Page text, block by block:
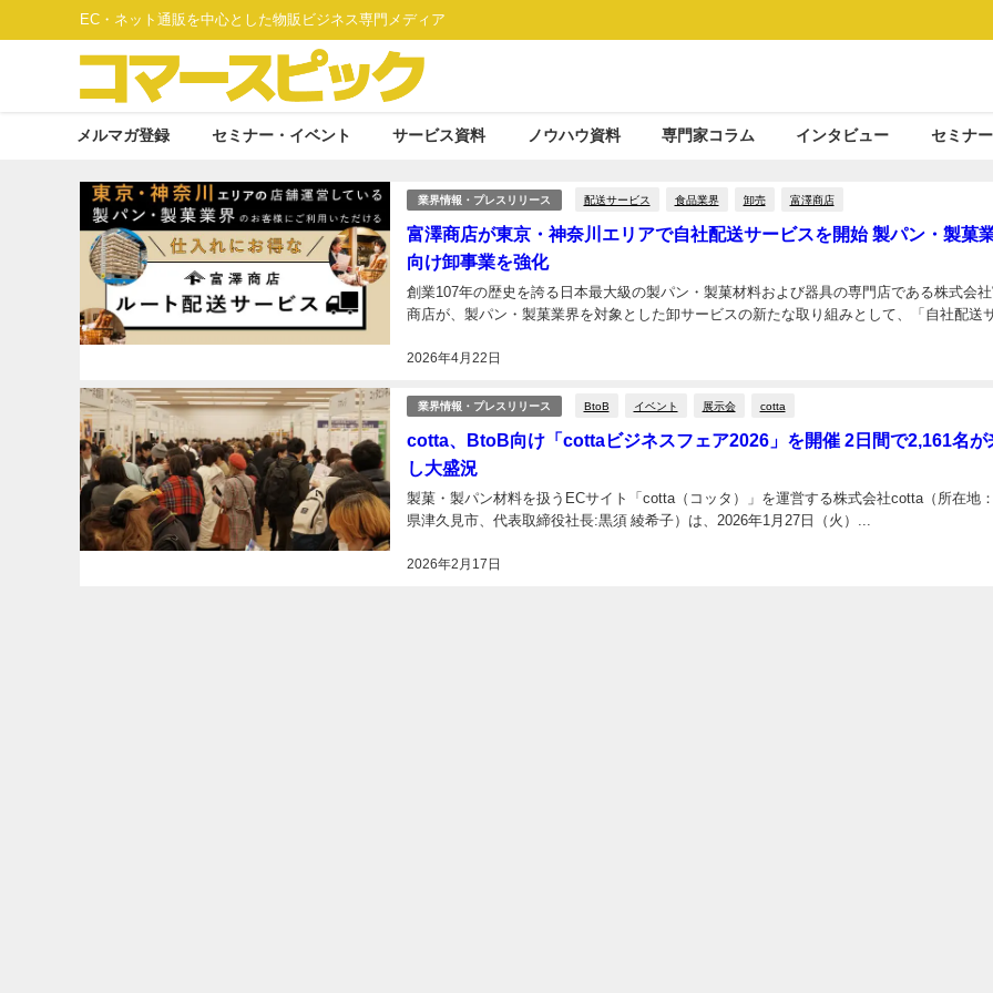
EC・ネット通販を中心とした物販ビジネス専門メディア
メルマガ登録 セミナー・イベント サービス資料 ノウハウ資料 専門家コラム インタビュー セミナ
業界情報・プレスリリース 配送サービス 食品業界 卸売 富澤商店
富澤商店が東京・神奈川エリアで自社配送サービスを開始 製パン・製菓
向け卸事業を強化
2026年4月22日
創業107年の歴史を誇る日本最大級の製パン・製菓材料および器具の専門店である株式会
商店が、製パン・製菓業界を対象とした卸サービスの新たな取り組みとして、「自社配送
業界情報・プレスリリース BtoB イベント 展示会 cotta
cotta、BtoB向け「cottaビジネスフェア2026」を開催 2日間で2,161名が
し大盛況
2026年2月17日
製菓・製パン材料を扱うECサイト「cotta（コッタ）」を運営する株式会社cotta（所在地
県津久見市、代表取締役社長:黒須 綾希子）は、2026年1月27日（火）...